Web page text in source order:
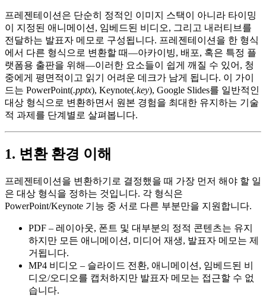
프레젠테이션은 단순히 정적인 이미지 스택이 아니라 타이밍
이 지정된 애니메이션, 임베드된 비디오, 그리고 내러티브를
전달하는 발표자 메모로 구성됩니다. 프레젠테이션을 한 형식
에서 다른 형식으로 변환할 때—아카이빙, 배포, 혹은 특정 플
랫폼용 출판을 위해—이러한 요소들이 쉽게 깨질 수 있어, 청
중에게 평면적이고 읽기 어려운 데크가 남게 됩니다. 이 가이
드는 PowerPoint(.pptx), Keynote(.key), Google Slides를 일반적인
대상 형식으로 변환하면서 원본 경험을 최대한 유지하는 기술
적 과제를 단계별로 살펴봅니다.
1. 변환 환경 이해
프레젠테이션을 변환하기로 결정했을 때 가장 먼저 해야 할 일
은 대상 형식을 정하는 것입니다. 각 형식은
PowerPoint/Keynote 기능 중 서로 다른 부분만을 지원합니다.
PDF – 레이아웃, 폰트 및 대부분의 정적 콘텐츠는 유지
하지만 모든 애니메이션, 미디어 재생, 발표자 메모는 제
거됩니다.
MP4 비디오 – 슬라이드 전환, 애니메이션, 임베드된 비
디오/오디오를 캡처하지만 발표자 메모는 접근할 수 없
습니다.